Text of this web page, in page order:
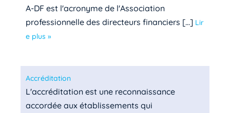
A-DF est l'acronyme de l'Association
professionnelle des directeurs financiers [...] Lir
e plus »
Accréditation
L'accréditation est une reconnaissance
accordée aux établissements qui